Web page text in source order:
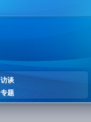
访谈
专题